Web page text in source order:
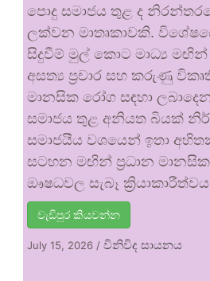
පොදු සමාජය තුළ ද
ලක්වන මාතෘකාවකි.
සිදුවීම් මුල් කොට මාධ්‍ය
අසත්‍ය ප්‍රචාර සහ කරුණු
මානසික රෝග සඳහා
සමාජය තුළ අනියත බියක්
සමාජයීය වශයෙන් ඉතා
සටහන මඟින් ප්‍රධාන
ඖෂධවල සැබෑ
වැඩිපුර කියවන්න
July 15, 2026 /විනිවිද සායනය